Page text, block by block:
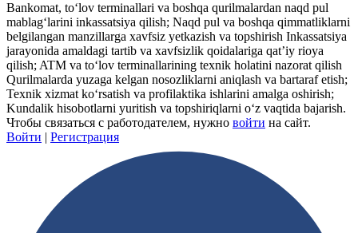
Bankomat, to‘lov terminallari va boshqa qurilmalardan naqd pul
mablag‘larini inkassatsiya qilish; Naqd pul va boshqa qimmatliklarni
belgilangan manzillarga xavfsiz yetkazish va topshirish Inkassatsiya
jarayonida amaldagi tartib va xavfsizlik qoidalariga qat’iy rioya
qilish; ATM va to‘lov terminallarining texnik holatini nazorat qilish
Qurilmalarda yuzaga kelgan nosozliklarni aniqlash va bartaraf etish;
Texnik xizmat ko‘rsatish va profilaktika ishlarini amalga oshirish;
Kundalik hisobotlarni yuritish va topshiriqlarni o‘z vaqtida bajarish.
Чтобы связаться с работодателем, нужно войти на сайт.
Войти | Регистрация